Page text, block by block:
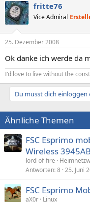
fritte76
Vice Admiral
25. Dezember 2008
Ok danke ich werde da
I'd love to live without the
Du musst dich
Ähnliche Themen
FSC Esprimo
Wireless
lord-of-fire
Antworten 8 25. Juni
FSC Esprimo
aX0r Linux